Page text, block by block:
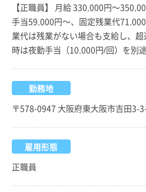
【正職員】 月給 330,000円～
手当59,000円～、固定残業代
業代は残業がない場合も支給し、
時は夜勤手当（10,000円/回）を別途
勤務地
〒578-0947 大阪府東大阪市吉田3-
雇用形態
正職員